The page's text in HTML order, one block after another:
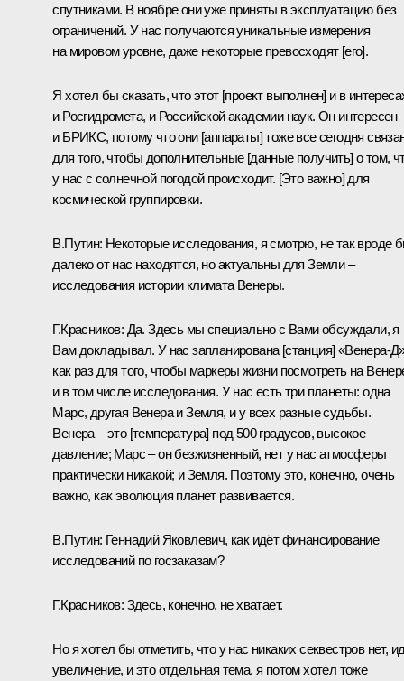
спутниками. В ноябре они уже приняты в эксплуатацию без
ограничений. У нас получаются уникальные измерения
на мировом уровне, даже некоторые превосходят [его].
Я хотел бы сказать, что этот [проект выполнен] и в
и Росгидромета, и Российской академии наук. Он интересен
и БРИКС, потому что они [аппараты] тоже все сегодня
для того, чтобы дополнительные [данные получить] о том,
у нас с солнечной погодой происходит. [Это важно] для
космической группировки.
В.Путин: Некоторые исследования, я смотрю, не так вроде
далеко от нас находятся, но актуальны для Земли –
исследования истории климата Венеры.
Г.Красников: Да. Здесь мы специально с Вами обсуждали, я
Вам докладывал. У нас запланирована [станция] «Венера-
как раз для того, чтобы маркеры жизни посмотреть на
и в том числе исследования. У нас есть три планеты: одна
Марс, другая Венера и Земля, и у всех разные судьбы.
Венера – это [температура] под 500 градусов, высокое
давление; Марс – он безжизненный, нет у нас атмосферы
практически никакой; и Земля. Поэтому это, конечно, очень
важно, как эволюция планет развивается.
В.Путин: Геннадий Яковлевич, как идёт финансирование
исследований по госзаказам?
Г.Красников: Здесь, конечно, не хватает.
Но я хотел бы отметить, что у нас никаких секвестров нет,
увеличение, и это отдельная тема, я потом хотел тоже